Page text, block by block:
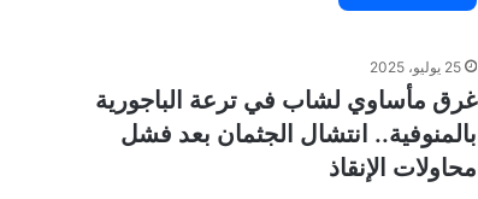
25 يوليو، 2025
غرق مأساوي لشاب في ترعة الباجورية
بالمنوفية.. انتشال الجثمان بعد فشل
محاولات الإنقاذ